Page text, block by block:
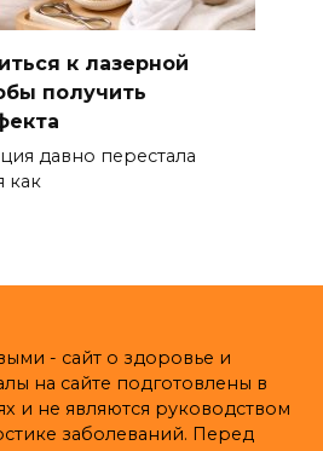
к лазерной
получить
давно перестала
как
- сайт о здоровье и
на сайте подготовлены в
и не являются руководством
заболеваний. Перед